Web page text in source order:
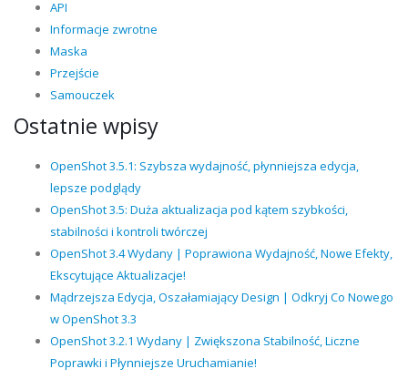
API
Informacje zwrotne
Maska
Przejście
Samouczek
Ostatnie wpisy
OpenShot 3.5.1: Szybsza wydajność, płynniejsza edycja,
lepsze podglądy
OpenShot 3.5: Duża aktualizacja pod kątem szybkości,
stabilności i kontroli twórczej
OpenShot 3.4 Wydany | Poprawiona Wydajność, Nowe Efekty,
Ekscytujące Aktualizacje!
Mądrzejsza Edycja, Oszałamiający Design | Odkryj Co Nowego
w OpenShot 3.3
OpenShot 3.2.1 Wydany | Zwiększona Stabilność, Liczne
Poprawki i Płynniejsze Uruchamianie!